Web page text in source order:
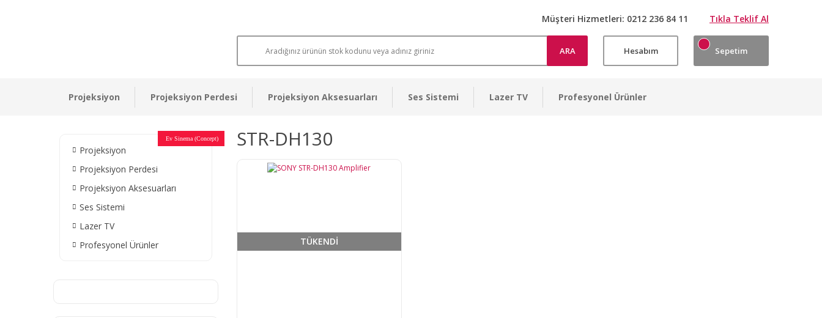
Müşteri Hizmetleri: 0212 236 84 11 Tıkla Teklif Al
ARA Hesabım Sepetim
Projeksiyon Projeksiyon Perdesi Projeksiyon Aksesuarları Ses Sistemi Lazer TV Profesyonel Ürünler
Projeksiyon
Projeksiyon Perdesi
Projeksiyon Aksesuarları
Ses Sistemi
Lazer TV
Profesyonel Ürünler
Ev Sinema
Ev Sinema
Ev Sinema
Müzeler
Ev Sinema
Restaurant - Cafe
Devlet Kurumları
Ev Sinema
Otel Sinema Salonları
Ev Sinema (Concept) STR-DH130
TÜKENDİ